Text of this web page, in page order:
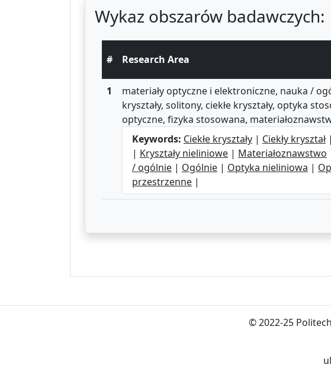
Wykaz obszarów badawczych:
# Research Area
1
materiały optyczne i elektroniczne, nauka /
kryształy, solitony, ciekłe kryształy, optyka
optyczne, fizyka stosowana,
Keywords: Ciekłe kryształy | Ciekły kryształ |
| Kryształy nieliniowe | Materiałoznawstwo
/ ogólnie | Ogólnie | Optyka nieliniowa |
przestrzenne |
© 2022-25